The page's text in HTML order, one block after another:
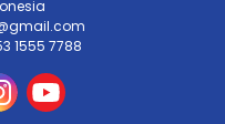
1555 7788